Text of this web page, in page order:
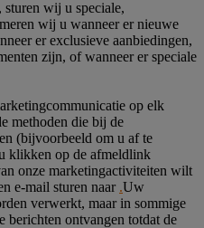
wij u speciale,
wij u wanneer er nieuwe
er exclusieve aanbiedingen,
zijn, of wanneer er speciale
op elk
methoden die bij de
(bijvoorbeeld om u af te
klikken op de afmeldlink
onze marketingactiviteiten wilt
e-mail sturen naar .Uw
verwerkt, maar in sommige
berichten ontvangen totdat de